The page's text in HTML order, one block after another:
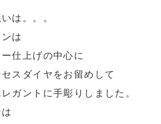
は。。。
は
仕上げの中心に
スダイヤをお留めして
ガントに手彫りしました。